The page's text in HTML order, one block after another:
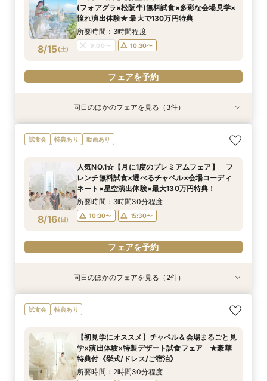
8/14(金) 11:00〜
13:00〜
15:00〜
8/14(金)
11:00〜 15:00〜
フェアを予約
8/15(土)
(フォアグラ×松阪牛)無料試食×多彩な会場見学×
憧れ演出体験★ 最大で130万円特典
所要時間：3時間程度
9:00〜 10:30〜
フェアを予約
特典あり
8/15( 土 )
連休SPフェア【お盆特典*ALL体験】多彩な会場
見学×演出体験×スイーツ試食付 ★最大で130
所要時間：2時間30分程度
9:00〜
10:30〜
15:00〜
特典あり
8/15( 土 )
【しっかりお見積り比較×何でも相談】安心ブラ
イダル相談会 ★豪華特典付（挙式/ドレス/ご宿
所要時間：2時間30分程度
11:00〜
13:00〜
15:00〜
特典あり
8/15( 土 )
【最短1ヶ月の準備OK☆】少人数ウエディング相
談フェア（10名/57万円～）
11:00〜 15:00〜
フェアを予約
同日のほかのフェアを見る（3件）
試食会 特典あり 動画あり
8/16(日)
人気NO.1☆【月に1度のプレミアムフェア】 フ
レンチ無料試食×選べるチャペル×会場コーディ
ネート×星空演出体験×最大130万円特典！
所要時間：3時間30分程度
10:30〜 15:30〜
フェアを予約
特典あり
8/16 (日)
【しっかりお見積り比較×何でも相談】安心ブラ
イダル相談会 ★豪華特典付（挙式/ドレス/ご宿
所要時間：2時間30分程度
11:00〜
13:00〜
15:00〜
特典あり
8/16 (日)
【最短1ヶ月の準備OK☆】少人数ウエディング相
談フェア（10名/57万円～）
11:00〜 15:00〜
同日のほかのフェアを見る（2件）
試食会 特典あり
【初見学にオススメ】チャペル＆会場まるごと見
学×演出体験×特製デザート試食フェア ★豪華
特典付《挙式/ドレス/ご宿泊》
所要時間：2時間30分程度